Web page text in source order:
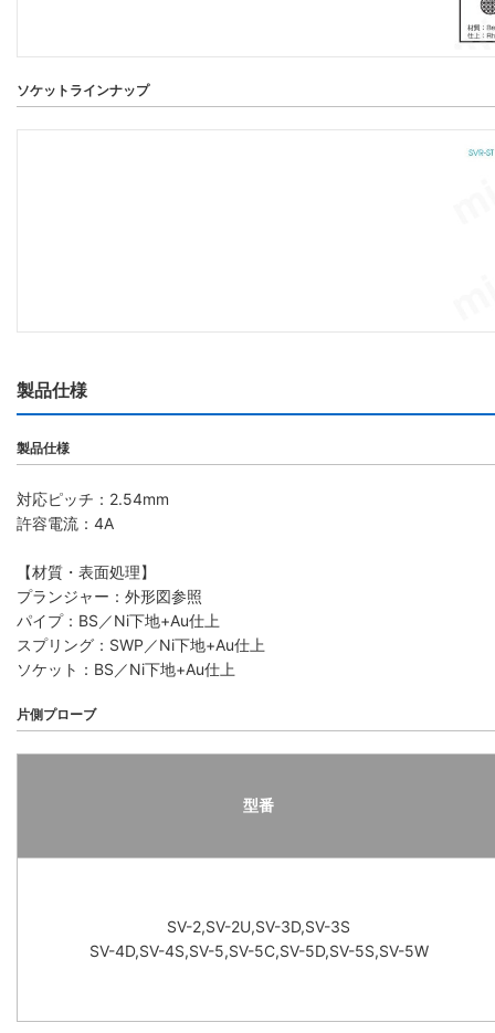
ソケットラインナップ
製品仕様
製品仕様
対応ピッチ：2.54mm
許容電流：4A
【材質・表面処理】
プランジャー：外形図参照
パイプ：BS／Ni下地+Au仕上
スプリング：SWP／Ni下地+Au仕上
ソケット：BS／Ni下地+Au仕上
片側プローブ
型番
SV-2,SV-2U,SV-3D,SV-3S
SV-4D,SV-4S,SV-5,SV-5C,SV-5D,SV-5S,SV-5W